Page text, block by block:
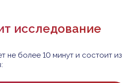
исследование
не более 10 минут и состоит из